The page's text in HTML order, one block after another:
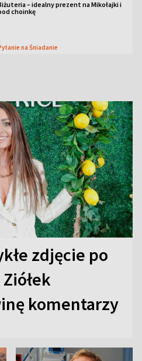
– idealny prezent na Mikołajki i
choinkę
Pytanie na Śniadanie
zdjęcie po
komentarzy